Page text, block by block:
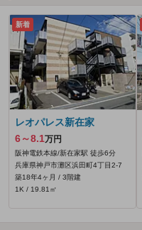
新着
レオパレス新在家
6～8.1万円
阪神電鉄本線/新在家駅 徒歩6分
兵庫県神戸市灘区浜田町4丁目2-7
築18年4ヶ月 / 3階建
1K / 19.81㎡